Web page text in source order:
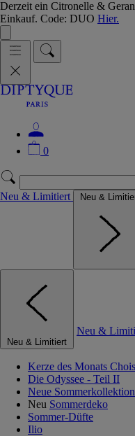
Derzeit ein Citronelle &
Einkauf. Code: DUO Hier.
0
Neu & Limitiert Neu &
Neu & Limitiert
Neu &
Kerze des Monats
Die Odyssee - Teil II
Neue Sommerkollektion
Neu Sommerdeko
Sommer-Düfte
Ilio